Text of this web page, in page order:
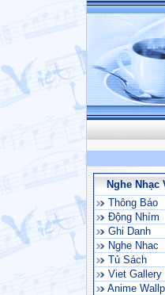
Nghe Nhạc
Thông Báo
Động Nhím
Ghi Danh
Nghe Nhac
Tủ Sách
Viet Gallery
Anime